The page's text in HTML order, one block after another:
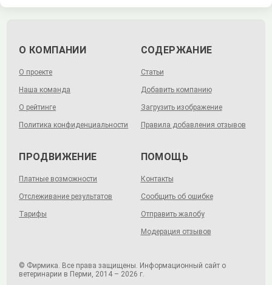
О КОМПАНИИ
О проекте
Наша команда
О рейтинге
Политика конфиденциальности
СОДЕРЖАНИЕ
Статьи
Добавить компанию
Загрузить изображение
Правила добавления отзывов
ПРОДВИЖЕНИЕ
Платные возможности
Отслеживание результатов
Тарифы
ПОМОЩЬ
Контакты
Сообщить об ошибке
Отправить жалобу
Модерация отзывов
© Фирмика. Все права защищены. Информационный сайт о
ветеринарии в Перми, 2014 – 2026 г.